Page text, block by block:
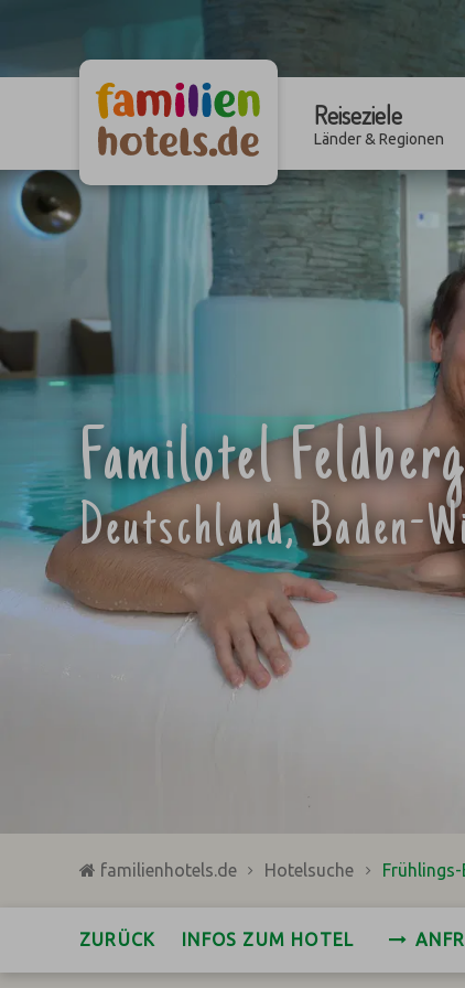
Reiseziele
Länder & Regionen
Familotel
Deutschland, Baden-
familienhotels.de Hotelsuche
ZURÜCK INFOS ZUM HOTEL